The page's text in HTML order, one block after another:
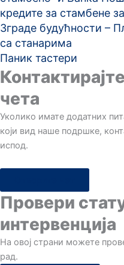
кредите за стамбене
Зграде будућности –
са станарима
Паник тастери
чета
Уколико имате додатних
који вид наше подршке,
испод.
Провери
интервенција
Hа овој страни можете
рад.